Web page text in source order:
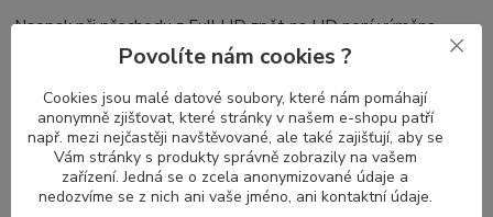
Naopak při přechodu z Full HD zpět na HD není výměna
kabelu nutná – kabely pro vyšší rozlišení podporují i nižší
režimy zobrazení.
Nelze zaměnit DELL Latitude dotykový
displej za nedotykový (a naopak)
Povolíte nám cookies ?
Cookies jsou malé datové soubory, které nám pomáhají
anonymně zjišťovat, které stránky v našem e-shopu patří
např. mezi nejčastěji navštěvované, ale také zajišťují, aby se
Vám stránky s produkty správně zobrazily na vašem
zařízení. Jedná se o zcela anonymizované údaje a
nedozvíme se z nich ani vaše jméno, ani kontaktní údaje.